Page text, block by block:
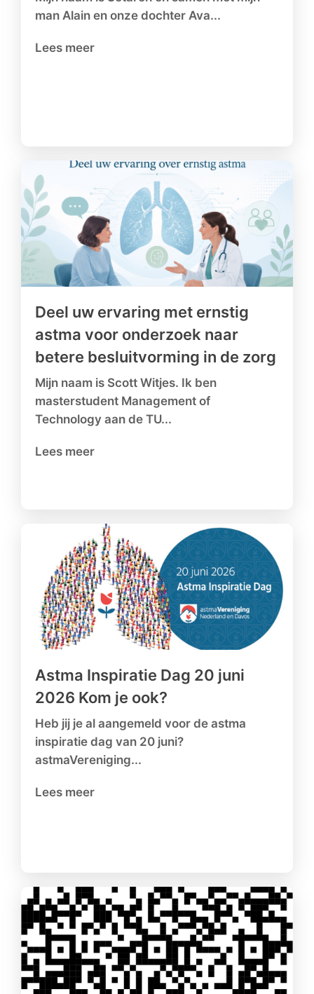
man Alain en onze dochter Ava...
Lees meer
Deel uw ervaring met ernstig
astma voor onderzoek naar
betere besluitvorming in de zorg
Mijn naam is Scott Witjes. Ik ben
masterstudent Management of
Technology aan de TU...
Lees meer
Astma Inspiratie Dag 20 juni
2026 Kom je ook?
Heb jij je al aangemeld voor de astma
inspiratie dag van 20 juni?
astmaVereniging...
Lees meer